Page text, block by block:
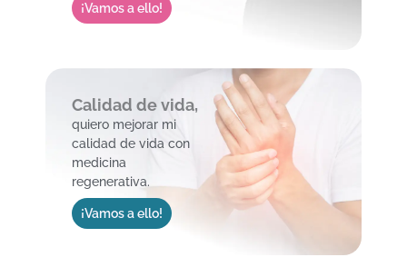
¡Vamos a ello!
Calidad de vida,
quiero mejorar mi
calidad de vida con
medicina
regenerativa.
¡Vamos a ello!